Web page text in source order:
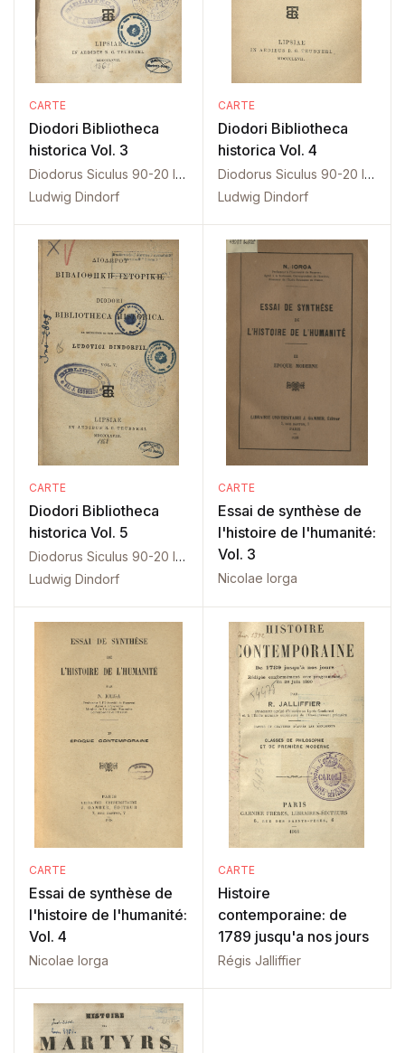
CARTE
Diodori Bibliotheca
historica Vol. 3
Diodorus Siculus 90-20 I. Ch.
Ludwig Dindorf
CARTE
Diodori Bibliotheca
historica Vol. 4
Diodorus Siculus 90-20 I. Ch.
Ludwig Dindorf
CARTE
Diodori Bibliotheca
historica Vol. 5
Diodorus Siculus 90-20 I. Ch.
Ludwig Dindorf
CARTE
Essai de synthèse de
l'histoire de l'humanité:
Vol. 3
Nicolae Iorga
CARTE
Essai de synthèse de
l'histoire de l'humanité:
Vol. 4
Nicolae Iorga
CARTE
Histoire
contemporaine: de
1789 jusqu'a nos jours
Régis Jalliffier